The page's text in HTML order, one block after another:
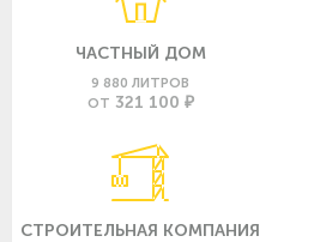
ЧАСТНЫЙ ДОМ
9 880 ЛИТРОВ
ОТ 321 100 ₽
СТРОИТЕЛЬНАЯ КОМПАНИЯ